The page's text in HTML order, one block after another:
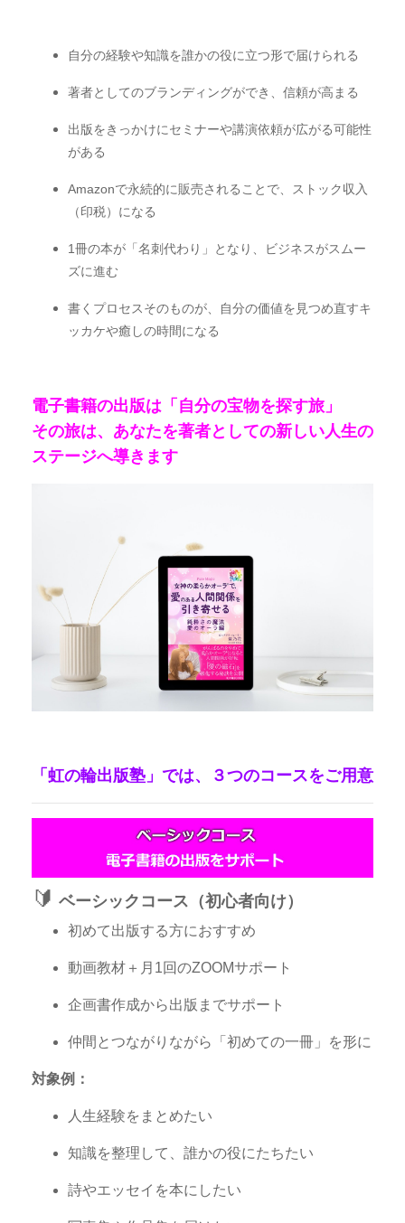
自分の経験や知識を誰かの役に立つ形で届けられる
著者としてのブランディングができ、信頼が高まる
出版をきっかけにセミナーや講演依頼が広がる可能性
がある
Amazonで永続的に販売されることで、ストック収入
（印税）になる
1冊の本が「名刺代わり」となり、ビジネスがスムー
ズに進む
書くプロセスそのものが、自分の価値を見つめ直すキ
ッカケや癒しの時間になる
電子書籍の出版は「自分の宝物を探す旅」
その旅は、あなたを著者としての新しい人生の
ステージへ導きます
「虹の輪出版塾」では、３つのコースをご用意
🔰 ベーシックコース（初心者向け）
初めて出版する方におすすめ
動画教材＋月1回のZOOMサポート
企画書作成から出版までサポート
仲間とつながりながら「初めての一冊」を形に
対象例：
人生経験をまとめたい
知識を整理して、誰かの役にたちたい
詩やエッセイを本にしたい